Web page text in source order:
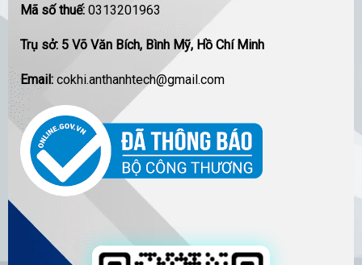
Mã số thuế: 0313201963
Trụ sở: 5 Võ Văn Bích, Bình Mỹ, Hồ Chí Minh
Email: cokhi.anthanhtech@gmail.com